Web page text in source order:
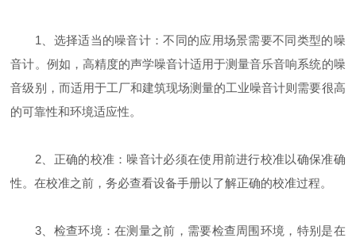
1、选择适当的噪音计：不同的应用场景需要不同类型的噪
音计。例如，高精度的声学噪音计适用于测量音乐音响系统的噪
音级别，而适用于工厂和建筑现场测量的工业噪音计则需要很高
的可靠性和环境适应性。
2、正确的校准：噪音计必须在使用前进行校准以确保准确
性。在校准之前，务必查看设备手册以了解正确的校准过程。
3、检查环境：在测量之前，需要检查周围环境，特别是在